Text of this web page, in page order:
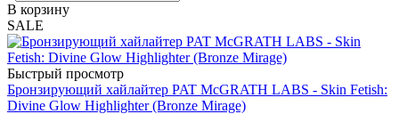
В корзину
SALE
Быстрый просмотр
Бронзирующий хайлайтер PAT McGRATH LABS - Skin Fetish:
Divine Glow Highlighter (Bronze Mirage)